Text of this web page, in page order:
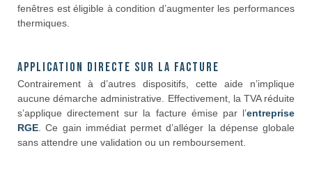
fenêtres est éligible à condition d’augmenter les performances
thermiques.
Application directe sur la facture
Contrairement à d’autres dispositifs, cette aide n’implique
aucune démarche administrative. Effectivement, la TVA réduite
s’applique directement sur la facture émise par l’entreprise
RGE . Ce gain immédiat permet d’alléger la dépense globale
sans attendre une validation ou un remboursement.